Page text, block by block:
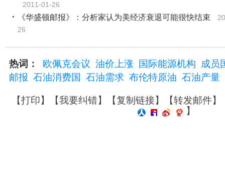
2011-01-26
《华盛顿邮报》：分析家认为美经济衰退可能很快结束
26
热词： 欧佩克会议 油价上涨 国际能源机构
成员
邮报 石油消费国 石油需求 布伦特原油 石油产量
【打印】【我要纠错】【复制链接】【转发邮件】
】